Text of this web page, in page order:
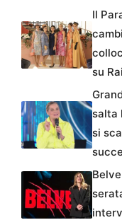
Il
su
salta
si